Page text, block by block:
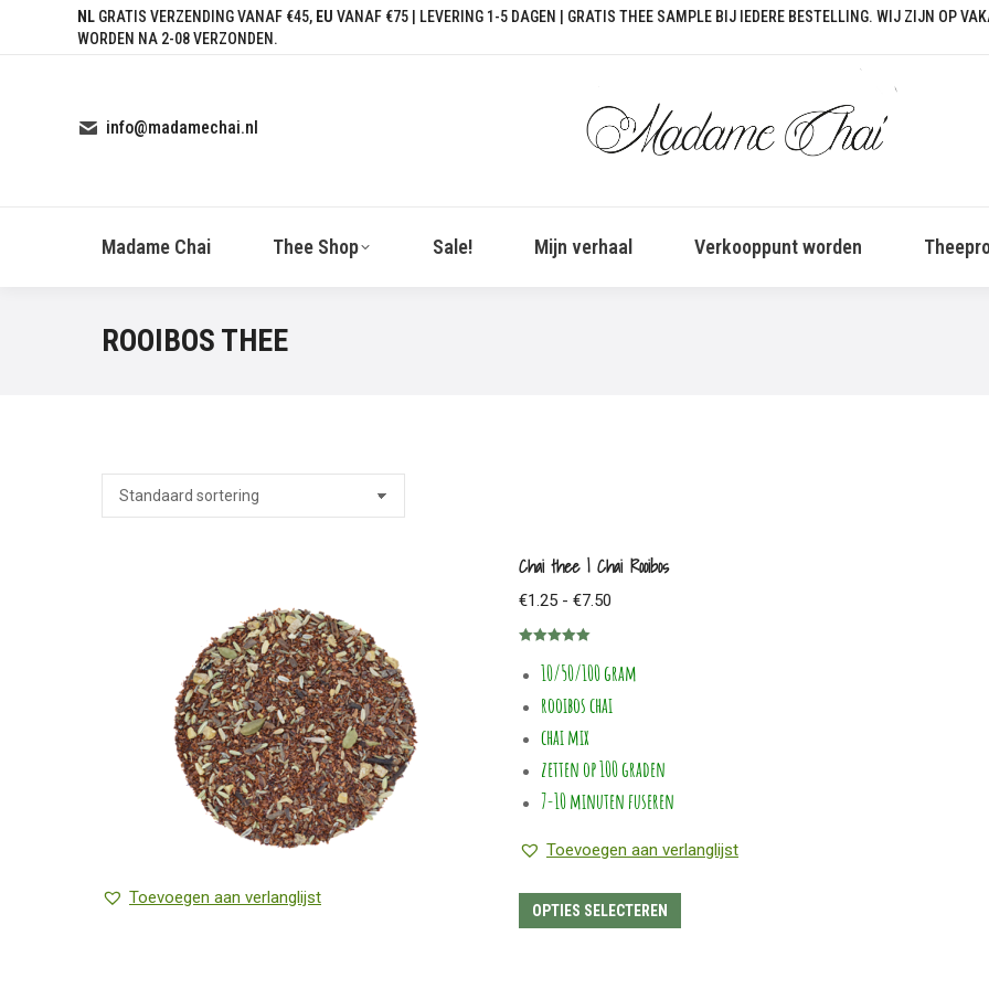
NL GRATIS VERZENDING VANAF €45, EU VANAF €75 | LEVERING 1-5 DAGEN | GRATIS THEE SAMPLE BIJ IEDERE BESTELLING. WIJ ZIJN OP
WORDEN NA 2-08 VERZONDEN.
info@madamechai.nl
Madame Chai Thee Shop Sale! Mijn verhaal Verkooppunt worden
ROOIBOS THEE
Toevoegen aan verlanglijst
Chai thee | Chai Rooibos
€1.25 - €7.50
€7.50
5.00uit 5
10/50/100 gram
rooibos chai
chai mix
zetten op 100 graden
7-10 minuten fuseren
Toevoegen aan verlanglijst
OPTIES SELECTEREN